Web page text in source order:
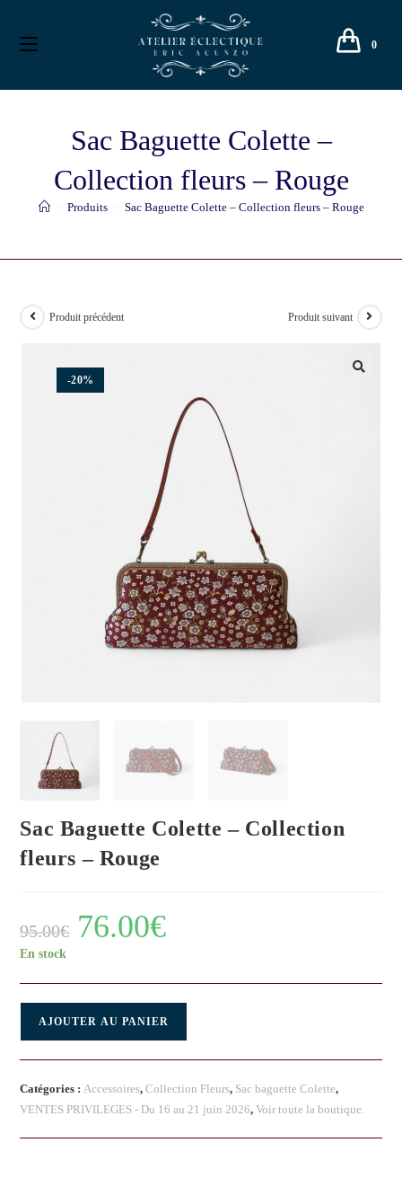
0
Sac Baguette Colette –
Collection fleurs – Rouge
Produits Sac Baguette Colette – Collection fleurs – Rouge
-20%
Produit précédent Produit suivant
Sac Baguette Colette – Collection
fleurs – Rouge
95.00€ 76.00€
En stock
AJOUTER AU PANIER
Catégories : Accessoires,Collection Fleurs, Sac baguette Colette,
VENTES PRIVILEGES - Du 16 au 21 juin 2026,Voir toute la boutique.